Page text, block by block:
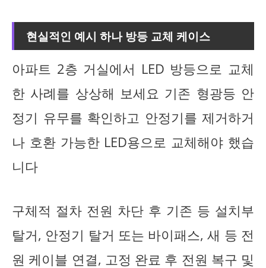
현실적인 예시 하나 방등 교체 케이스
아파트 2층 거실에서 LED 방등으로 교체
한 사례를 상상해 보세요 기존 형광등 안
정기 유무를 확인하고 안정기를 제거하거
나 호환 가능한 LED용으로 교체해야 했습
니다
구체적 절차 전원 차단 후 기존 등 설치부
탈거, 안정기 탈거 또는 바이패스, 새 등 전
원 케이블 연결, 고정 완료 후 전원 복구 및